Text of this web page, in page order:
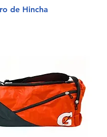
de Hincha